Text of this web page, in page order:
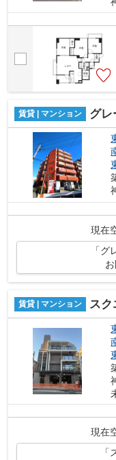
賃貸 | マンション グレ
現在
「
賃貸 | マンション ス
現在